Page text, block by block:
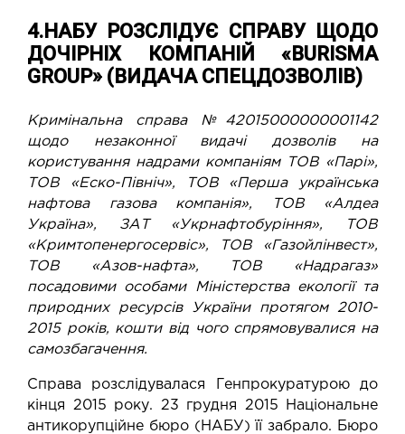
4.НАБУ РОЗСЛІДУЄ СПРАВУ ЩОДО
ДОЧІРНІХ КОМПАНІЙ «BURISMA
GROUP» (ВИДАЧА СПЕЦДОЗВОЛІВ)
Кримінальна справа №42015000000001142
щодо незаконної видачі дозволів на
користування надрами компаніям ТОВ «Парі»,
ТОВ «Еско-Північ», ТОВ «Перша українська
нафтова газова компанія», ТОВ «Алдеа
Україна», ЗАТ «Укрнафтобуріння», ТОВ
«Кримтопенергосервіс», ТОВ «Газойлінвест»,
ТОВ «Азов-нафта», ТОВ «Надрагаз»
посадовими особами Міністерства екології та
природних ресурсів України протягом 2010-
2015 років, кошти від чого спрямовувалися на
самозбагачення.
Справа розслідувалася Генпрокуратурою до
кінця 2015 року. 23 грудня 2015 Національне
антикорупційне бюро (НАБУ) її забрало. Бюро